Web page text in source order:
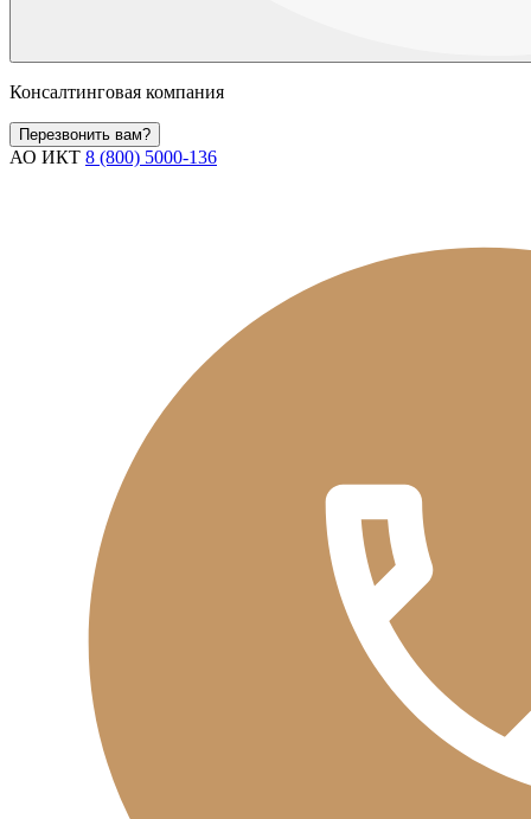
Консалтинговая компания
Перезвонить вам?
АО ИКТ 8 (800) 5000-136